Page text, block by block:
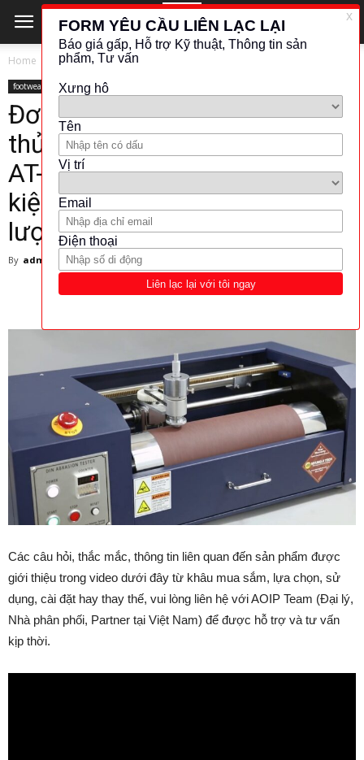
Home footwear
footwear
Đơn giản hóa việc đo lường và
thử nghiệm với Tự động hóa
AT-2020(D): Giải pháp tiết
kiệm thời gian và tối đa hàm
lượng chất lượng
By admin March 4, 2025
Các câu hỏi, thắc mắc, thông tin liên quan đến sản phẩm được
giới thiệu trong video dưới đây từ khâu mua sắm, lựa chọn, sử
dụng, cài đặt hay thay thế, vui lòng liên hệ với AOIP Team (Đại lý,
Nhà phân phối, Partner tại Việt Nam) để được hỗ trợ và tư vấn
kịp thời.